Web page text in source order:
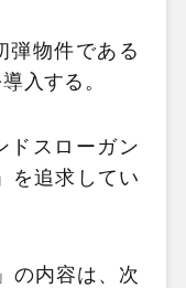
弾物件である
入する。
ドスローガン
を追求してい
の内容は、次